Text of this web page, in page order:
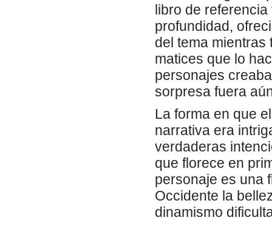
libro de
profundidad,
del tema
matices que lo
personajes
sorpresa fuera
La forma en que
narrativa era
verdaderas
que florece en
personaje es una
Occidente la
dinamismo